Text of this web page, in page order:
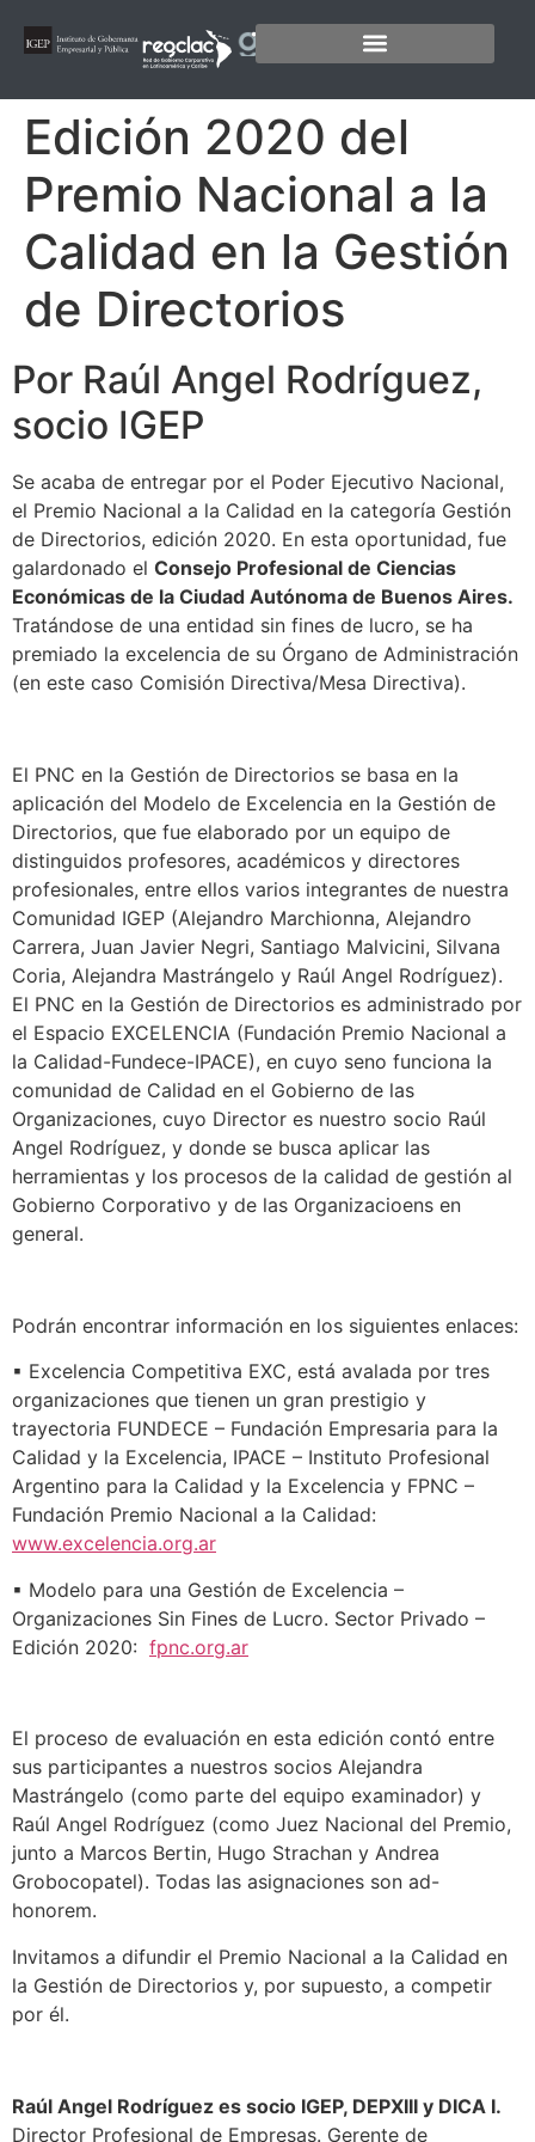
Edición 2020 del
Premio Nacional a la
Calidad en la Gestión
de Directorios
Por Raúl Angel Rodríguez,
socio IGEP
Se acaba de entregar por el Poder Ejecutivo Nacional,
el Premio Nacional a la Calidad en la categoría Gestión
de Directorios, edición 2020. En esta oportunidad, fue
galardonado el Consejo Profesional de Ciencias
Económicas de la Ciudad Autónoma de Buenos Aires.
Tratándose de una entidad sin fines de lucro, se ha
premiado la excelencia de su Órgano de Administración
(en este caso Comisión Directiva/Mesa Directiva).
El PNC en la Gestión de Directorios se basa en la
aplicación del Modelo de Excelencia en la Gestión de
Directorios, que fue elaborado por un equipo de
distinguidos profesores, académicos y directores
profesionales, entre ellos varios integrantes de nuestra
Comunidad IGEP (Alejandro Marchionna, Alejandro
Carrera, Juan Javier Negri, Santiago Malvicini, Silvana
Coria, Alejandra Mastrángelo y Raúl Angel Rodríguez).
El PNC en la Gestión de Directorios es administrado por
el Espacio EXCELENCIA (Fundación Premio Nacional a
la Calidad-Fundece-IPACE), en cuyo seno funciona la
comunidad de Calidad en el Gobierno de las
Organizaciones, cuyo Director es nuestro socio Raúl
Angel Rodríguez, y donde se busca aplicar las
herramientas y los procesos de la calidad de gestión al
Gobierno Corporativo y de las Organizacioens en
general.
Podrán encontrar información en los siguientes enlaces:
▪ Excelencia Competitiva EXC, está avalada por tres
organizaciones que tienen un gran prestigio y
trayectoria FUNDECE – Fundación Empresaria para la
Calidad y la Excelencia, IPACE – Instituto Profesional
Argentino para la Calidad y la Excelencia y FPNC –
Fundación Premio Nacional a la Calidad:
www.excelencia.org.ar
▪ Modelo para una Gestión de Excelencia –
Organizaciones Sin Fines de Lucro. Sector Privado –
Edición 2020: fpnc.org.ar
El proceso de evaluación en esta edición contó entre
sus participantes a nuestros socios Alejandra
Mastrángelo (como parte del equipo examinador) y
Raúl Angel Rodríguez (como Juez Nacional del Premio,
junto a Marcos Bertin, Hugo Strachan y Andrea
Grobocopatel). Todas las asignaciones son ad-
honorem.
Invitamos a difundir el Premio Nacional a la Calidad en
la Gestión de Directorios y, por supuesto, a competir
por él.
Raúl Angel Rodríguez es socio IGEP, DEPXIII y DICA I.
Director Profesional de Empresas. Gerente de